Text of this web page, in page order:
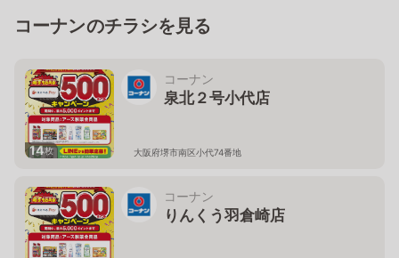
コーナンのチラシを見る
14枚
コーナン
泉北２号小代店
大阪府堺市南区小代74番地
コーナン
りんくう羽倉崎店